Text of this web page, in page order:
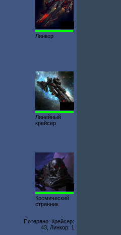
Линкор
Линейный
крейсер
Космический
странник
Потеряно: Крейсер:
43, Линкор: 1